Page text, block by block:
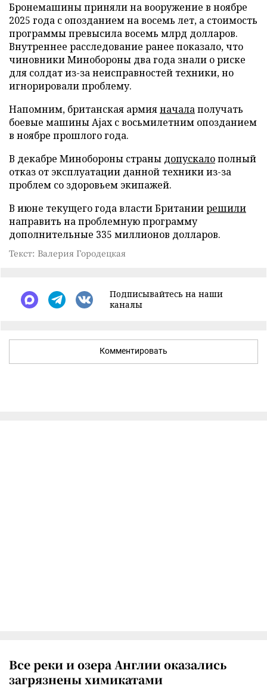
Бронемашины приняли на вооружение в ноябре
2025 года с опозданием на восемь лет, а стоимость
программы превысила восемь млрд долларов.
Внутреннее расследование ранее показало, что
чиновники Минобороны два года знали о риске
для солдат из-за неисправностей техники, но
игнорировали проблему.
Напомним, британская армияначалаполучать
боевые машины Ajax с восьмилетним опозданием
в ноябре прошлого года.
В декабре Минобороны страны допускалополный
отказ от эксплуатации данной техники из-за
проблем со здоровьем экипажей.
В июне текущего года власти Британиирешили
направить на проблемную программу
дополнительные 335 миллионов долларов.
Текст: Валерия Городецкая
Подписывайтесь на наши
каналы
Комментировать
Все реки и озера Англии оказались
загрязнены химикатами